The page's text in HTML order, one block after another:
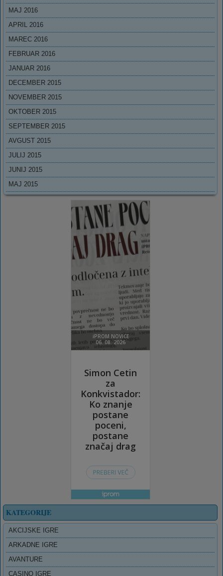
MAJ 2016
APRIL 2016
MAREC 2016
FEBRUAR 2016
JANUAR 2016
DECEMBER 2015
NOVEMBER 2015
OKTOBER 2015
SEPTEMBER 2015
AVGUST 2015
JULIJ 2015
JUNIJ 2015
MAJ 2015
KATEGORIJE
AKCIJSKE IGRE
ARKADNE IGRE
AVANTURE
CASINO IGRE